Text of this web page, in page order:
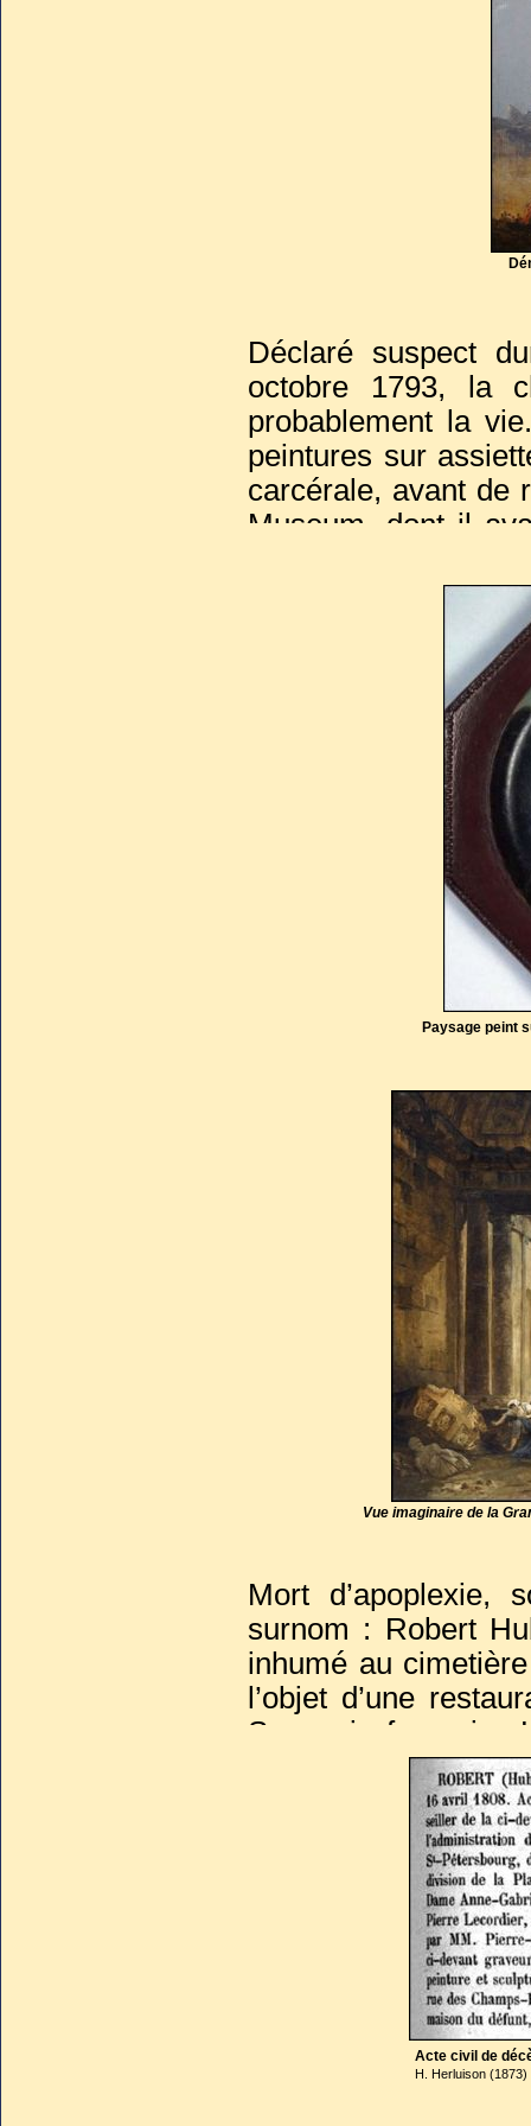
Déclaré suspect
octobre 1793, la
probablement la
peintures sur
carcérale, avant de
Museum, dont il
De cette période
Louvre, réelles ou
la Grande Galerie
fugacité des
encore debout.
Paysage peint
Vue imaginaire de la
Mort d’apoplexie,
surnom : Robert
inhumé au
l’objet d’une
Souvenir français.
proprement dit
d’une stèle « à
Sa femme, Anne
Acte civil de
H. Herluison